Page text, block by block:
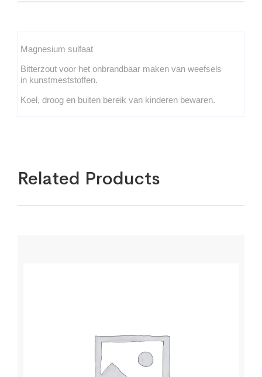
Magnesium sulfaat
Bitterzout voor het onbrandbaar maken van weefsels
in kunstmeststoffen.
Koel, droog en buiten bereik van kinderen bewaren.
Related Products